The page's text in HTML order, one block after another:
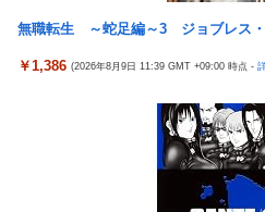
欧州「日本だけ反則だろ…」 世界
【悲報】エルデンリング始めたけど
村上、100マイルのシンカーを逆方
GLAY・TERUとパフィー亜美のレ
スマスロモンキーターンRED（セ
【衝撃】痩せたい奴は「コレ」を
無職転生 ～蛇足編～3 ジョブレス・
￥1,386 (2026年8月9日 11:39 GMT +09:00 時点 -